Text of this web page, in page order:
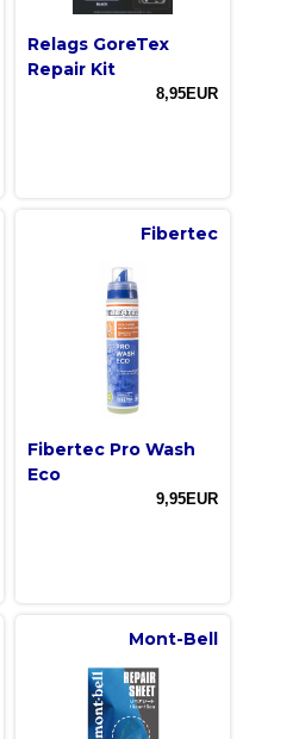
Relags GoreTex
Repair Kit
8,95EUR
Fibertec
Fibertec Pro Wash
Eco
9,95EUR
Mont-Bell